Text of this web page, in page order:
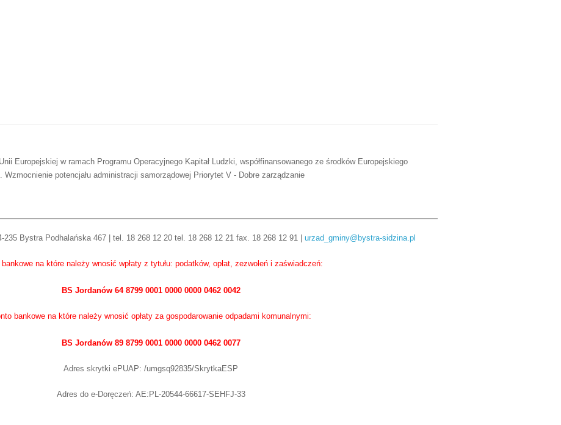
Europejskiej w ramach Programu Operacyjnego Kapitał Ludzki, współfinansowanego ze środków Europejskiego
Wzmocnienie potencjału administracji samorządowej Priorytet V - Dobre zarządzanie
Bystra Podhalańska 467 | tel. 18 268 12 20 tel. 18 268 12 21 fax. 18 268 12 91 | urzad_gminy@bystra-sidzina.pl
bankowe na które należy wnosić wpłaty z tytułu: podatków, opłat, zezwoleń i zaświadczeń:
BS Jordanów 64 8799 0001 0000 0000 0462 0042
bankowe na które należy wnosić opłaty za gospodarowanie odpadami komunalnymi:
BS Jordanów 89 8799 0001 0000 0000 0462 0077
Adres skrytki ePUAP: /umgsq92835/SkrytkaESP
Adres do e-Doręczeń: AE:PL-20544-66617-SEHFJ-33